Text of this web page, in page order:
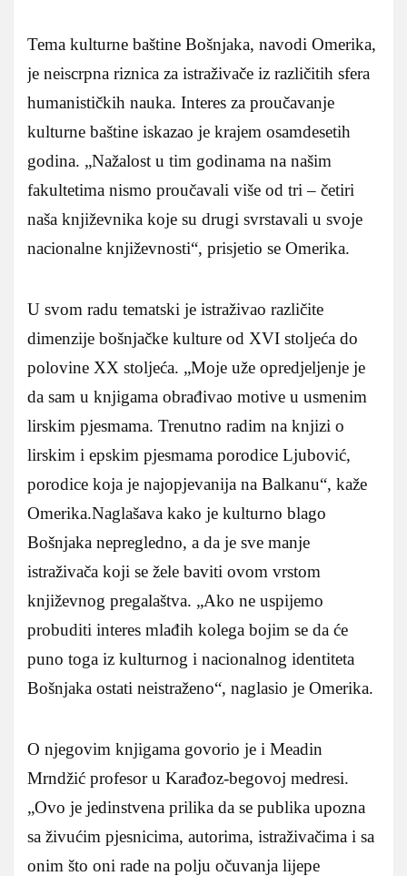
Tema kulturne baštine Bošnjaka, navodi Omerika,
je neiscrpna riznica za istraživače iz različitih sfera
humanističkih nauka. Interes za proučavanje
kulturne baštine iskazao je krajem osamdesetih
godina. „Nažalost u tim godinama na našim
fakultetima nismo proučavali više od tri – četiri
naša književnika koje su drugi svrstavali u svoje
nacionalne književnosti“, prisjetio se Omerika.
U svom radu tematski je istraživao različite
dimenzije bošnjačke kulture od XVI stoljeća do
polovine XX stoljeća. „Moje uže opredjeljenje je
da sam u knjigama obrađivao motive u usmenim
lirskim pjesmama. Trenutno radim na knjizi o
lirskim i epskim pjesmama porodice Ljubović,
porodice koja je najopjevanija na Balkanu“, kaže
Omerika.Naglašava kako je kulturno blago
Bošnjaka nepregledno, a da je sve manje
istraživača koji se žele baviti ovom vrstom
književnog pregalaštva. „Ako ne uspijemo
probuditi interes mlađih kolega bojim se da će
puno toga iz kulturnog i nacionalnog identiteta
Bošnjaka ostati neistraženo“, naglasio je Omerika.
O njegovim knjigama govorio je i Meadin
Mrndžić profesor u Karađoz-begovoj medresi.
„Ovo je jedinstvena prilika da se publika upozna
sa živućim pjesnicima, autorima, istraživačima i sa
onim što oni rade na polju očuvanja lijepe